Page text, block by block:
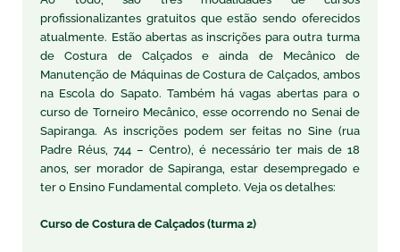
profissionalizantes gratuitos que estão sendo oferecidos
atualmente. Estão abertas as inscrições para outra turma
de Costura de Calçados e ainda de Mecânico de
Manutenção de Máquinas de Costura de Calçados, ambos
na Escola do Sapato. Também há vagas abertas para o
curso de Torneiro Mecânico, esse ocorrendo no Senai de
Sapiranga. As inscrições podem ser feitas no Sine (rua
Padre Réus, 744 – Centro), é necessário ter mais de 18
anos, ser morador de Sapiranga, estar desempregado e
ter o Ensino Fundamental completo. Veja os detalhes:
Curso de Costura de Calçados (turma 2)